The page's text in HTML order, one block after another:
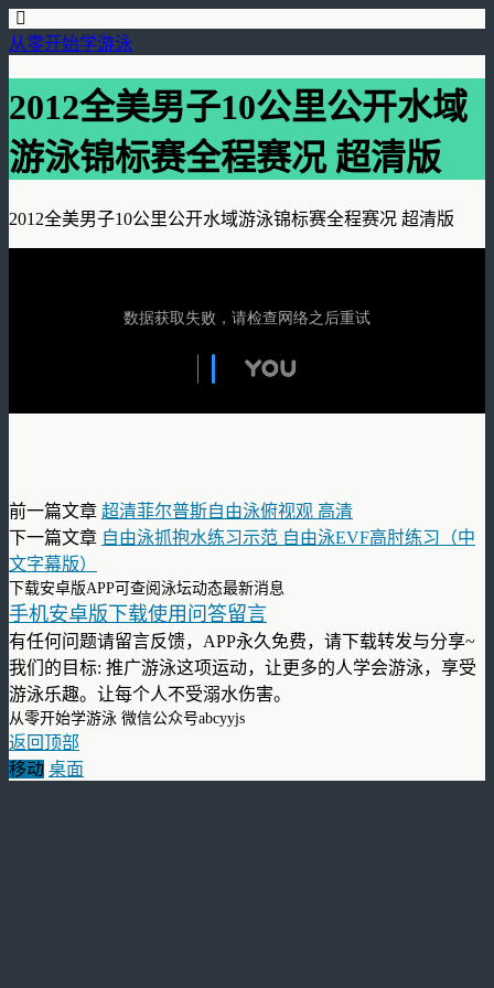
从零开始学游泳
2012全美男子10公里公开水域
游泳锦标赛全程赛况 超清版
2012全美男子10公里公开水域游泳锦标赛全程赛况 超清版
前一篇文章 超清菲尔普斯自由泳俯视观 高清
下一篇文章 自由泳抓抱水练习示范 自由泳EVF高肘练习（中
文字幕版）
下载安卓版APP可查阅泳坛动态最新消息
手机安卓版下载使用问答留言
有任何问题请留言反馈，APP永久免费，请下载转发与分享~
我们的目标: 推广游泳这项运动，让更多的人学会游泳，享受
游泳乐趣。让每个人不受溺水伤害。
从零开始学游泳 微信公众号abcyyjs
返回顶部
移动 桌面